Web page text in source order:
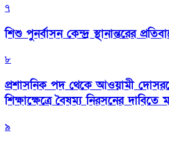
৭
শিশু পুনর্বাসন কেন্দ্র স্থানান্তরের
৮
প্রশাসনিক পদ থেকে আওয়ামী
শিক্ষাক্ষেত্রে বৈষম্য নিরসনের দাবিতে
৯